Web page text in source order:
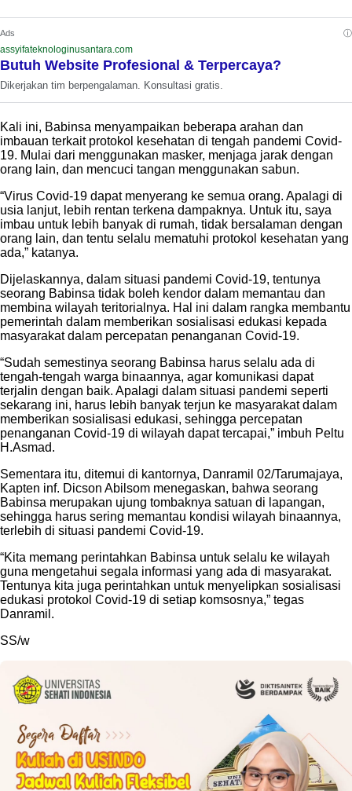
Ads ⓘ
assyifateknologinusantara.com
Butuh Website Profesional & Terpercaya?
Dikerjakan tim berpengalaman. Konsultasi gratis.
Kali ini, Babinsa menyampaikan beberapa arahan dan
imbauan terkait protokol kesehatan di tengah pandemi Covid-
19. Mulai dari menggunakan masker, menjaga jarak dengan
orang lain, dan mencuci tangan menggunakan sabun.
“Virus Covid-19 dapat menyerang ke semua orang. Apalagi di
usia lanjut, lebih rentan terkena dampaknya. Untuk itu, saya
imbau untuk lebih banyak di rumah, tidak bersalaman dengan
orang lain, dan tentu selalu mematuhi protokol kesehatan yang
ada,” katanya.
Dijelaskannya, dalam situasi pandemi Covid-19, tentunya
seorang Babinsa tidak boleh kendor dalam memantau dan
membina wilayah teritorialnya. Hal ini dalam rangka membantu
pemerintah dalam memberikan sosialisasi edukasi kepada
masyarakat dalam percepatan penanganan Covid-19.
“Sudah semestinya seorang Babinsa harus selalu ada di
tengah-tengah warga binaannya, agar komunikasi dapat
terjalin dengan baik. Apalagi dalam situasi pandemi seperti
sekarang ini, harus lebih banyak terjun ke masyarakat dalam
memberikan sosialisasi edukasi, sehingga percepatan
penanganan Covid-19 di wilayah dapat tercapai,” imbuh Peltu
H.Asmad.
Sementara itu, ditemui di kantornya, Danramil 02/Tarumajaya,
Kapten inf. Dicson Abilsom menegaskan, bahwa seorang
Babinsa merupakan ujung tombaknya satuan di lapangan,
sehingga harus sering memantau kondisi wilayah binaannya,
terlebih di situasi pandemi Covid-19.
“Kita memang perintahkan Babinsa untuk selalu ke wilayah
guna mengetahui segala informasi yang ada di masyarakat.
Tentunya kita juga perintahkan untuk menyelipkan sosialisasi
edukasi protokol Covid-19 di setiap komsosnya,” tegas
Danramil.
SS/w